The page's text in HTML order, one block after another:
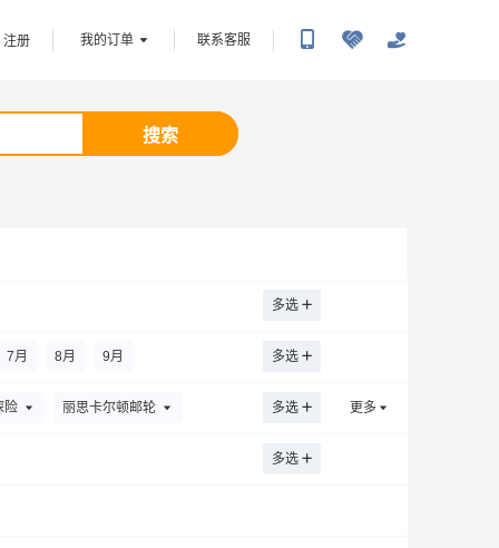
注册 我的订单 联系客服
搜索
多选
7月 8月 9月 多选
险 丽思卡尔顿邮轮 更多
多选
多选